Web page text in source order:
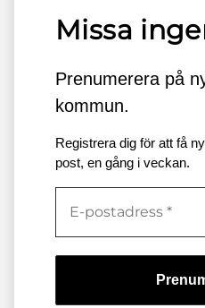
Missa
Prenumerera på
kommun.
Registrera dig för att få
post, en gång i veckan.